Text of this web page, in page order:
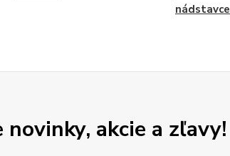
nádstavce
akcie a zľavy!